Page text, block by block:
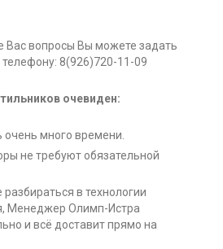
вопросы Вы можете задать
8(926)720-11-09
очевиден:
много времени.
не требуют обязательной
в технологии
Менеджер Олимп-Истра
и всё доставит прямо на